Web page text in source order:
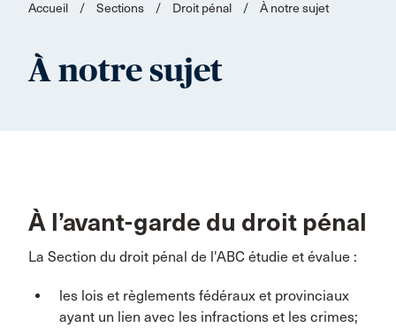
Accueil / Sections / Droit pénal / À notre sujet
À notre sujet
À l’avant-garde du droit pénal
La Section du droit pénal de l'ABC étudie et évalue :
les lois et règlements fédéraux et provinciaux
ayant un lien avec les infractions et les crimes;